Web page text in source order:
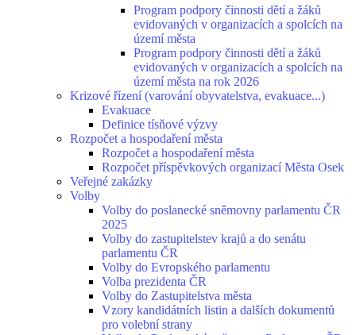
Program podpory činnosti dětí a žáků
evidovaných v organizacích a spolcích na
území města
Program podpory činnosti dětí a žáků
evidovaných v organizacích a spolcích na
území města na rok 2026
Krizové řízení (varování obyvatelstva, evakuace...)
Evakuace
Definice tísňové výzvy
Rozpočet a hospodaření města
Rozpočet a hospodaření města
Rozpočet příspěvkových organizací Města Osek
Veřejné zakázky
Volby
Volby do poslanecké sněmovny parlamentu ČR
2025
Volby do zastupitelstev krajů a do senátu
parlamentu ČR
Volby do Evropského parlamentu
Volba prezidenta ČR
Volby do Zastupitelstva města
Vzory kandidátních listin a dalších dokumentů
pro volební strany